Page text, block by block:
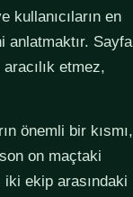
kullanıcıların en
anlatmaktır. Sayfa
etmez,
önemli bir kısmı,
on maçtaki
ekip arasındaki